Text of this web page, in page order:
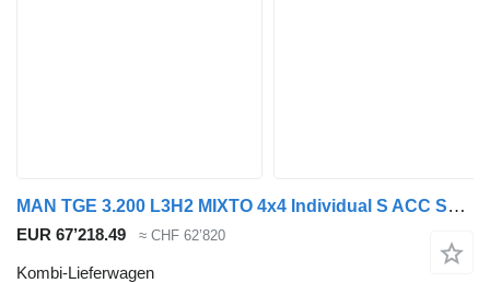
MAN TGE 3.200 L3H2 MIXTO 4x4 Individual S ACC STHZ
EUR 67’218.49 ≈ CHF 62’820
Kombi-Lieferwagen